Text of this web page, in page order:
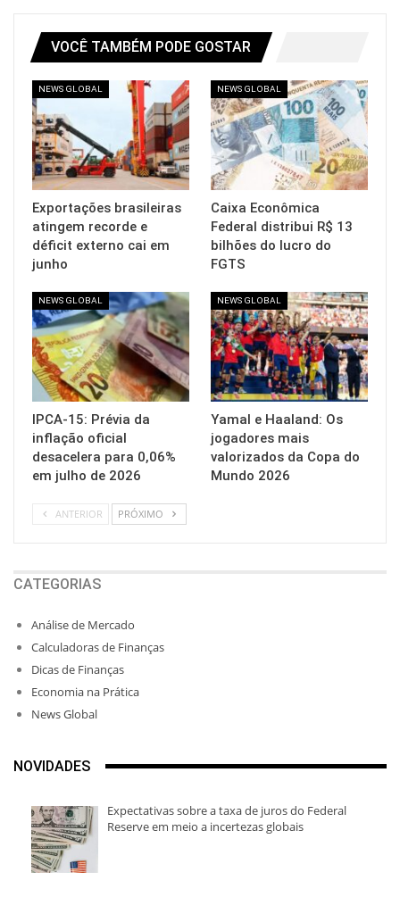
VOCÊ TAMBÉM PODE GOSTAR
NEWS GLOBAL
Exportações brasileiras
atingem recorde e
déficit externo cai em
junho
NEWS GLOBAL
Caixa Econômica
Federal distribui R$ 13
bilhões do lucro do
FGTS
NEWS GLOBAL
IPCA-15: Prévia da
inflação oficial
desacelera para 0,06%
em julho de 2026
NEWS GLOBAL
Yamal e Haaland: Os
jogadores mais
valorizados da Copa do
Mundo 2026
ANTERIOR PRÓXIMO
CATEGORIAS
Análise de Mercado
Calculadoras de Finanças
Dicas de Finanças
Economia na Prática
News Global
NOVIDADES
Expectativas sobre a taxa de juros do Federal
Reserve em meio a incertezas globais